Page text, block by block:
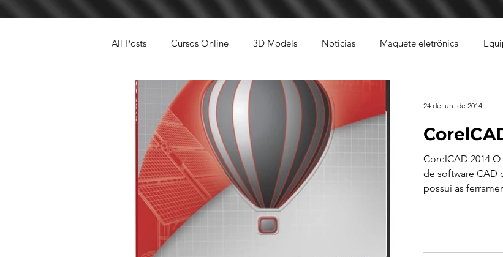
All Posts Cursos Online 3D Models Notícias Maquete eletrônica
Produtos Referência Textura Trabalho Entregue
Trabalhos em Andamento Softwares CAD Downloads Blender
Viver de 3D 3ds Max V-Ray Corona Render Photoshop
AutoCAD
CorelCAD 2014
de software CAD
possui as
24 de jun. de 2014